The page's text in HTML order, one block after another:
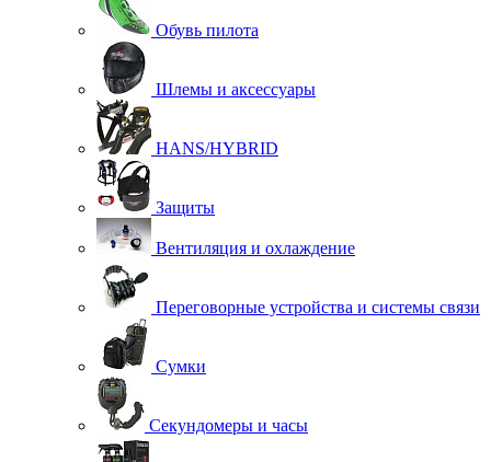
Обувь пилота
Шлемы и аксессуары
HANS/HYBRID
Защиты
Вентиляция и охлаждение
Переговорные устройства и системы связи
Сумки
Секундомеры и часы